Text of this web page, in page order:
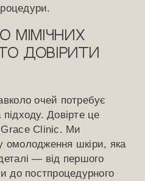
мімічних
довірити
очей потребує
Довірте це
Grace Clinic. Ми
омолодження шкіри, яка
— від першого
до постпроцедурного